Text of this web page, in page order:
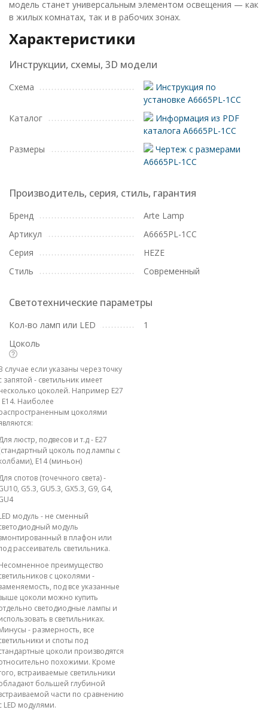
модель станет универсальным элементом освещения — как
в жилых комнатах, так и в рабочих зонах.
Характеристики
Инструкции, схемы, 3D модели
Схема
Инструкция по
установке A6665PL-1CC
Каталог
Информация из PDF
каталога A6665PL-1CC
Размеры
Чертеж с размерами
A6665PL-1CC
Производитель, серия, стиль, гарантия
Бренд
Arte Lamp
Артикул
A6665PL-1CC
Серия
HEZE
Стиль
Современный
Светотехнические параметры
Кол-во ламп или LED
1
Цоколь
случае если указаны через точку
запятой - светильник имеет
цоколей. Например E27
E14. Наиболее
цоколями
люстр, подвесов и т.д - E27
цоколь под лампы с
E14 (миньон)
спотов (точечного света) -
G5.3, GU5.3, GX5.3, G9, G4,
модуль - не сменный
модуль
в плафон или
рассеиватель светильника.
преимущество
с цоколями -
под все указанные
цоколи можно купить
светодиодные лампы и
в светильниках.
- размерность, все
и споты под
цоколи производятся
похожими. Кроме
встраиваемые светильники
большей глубиной
части по сравнению
LED модулями.